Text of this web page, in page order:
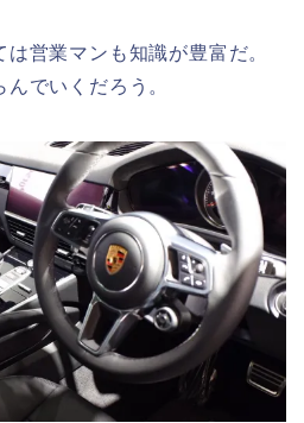
営業マンも知識が豊富だ。
でいくだろう。